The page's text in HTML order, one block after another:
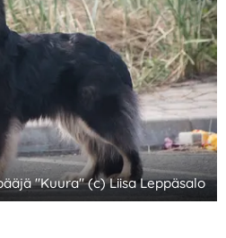
"Kuura" (c) Liisa Leppäsalo